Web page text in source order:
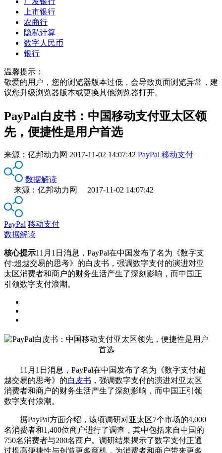
上市银行
农商行
隐私计算
数字人民币
银行
温馨提示：
敬爱的用户，您的浏览器版本过低，会导致页面浏览异常，建
议您升级浏览器版本或更换其他浏览器打开。
PayPal白皮书：中国移动支付亚太区领
先，便捷性是用户首选
来源： 亿邦动力网 2017-11-02 14:07:42 PayPal 移动支付
数据解读
来源：亿邦动力网 2017-11-02 14:07:42
PayPal 移动支付
数据解读
核心提示11月1日消息，PayPal在中国发布了名为《数字支
付:超越交易的思考》的白皮书，强调数字支付的演进对亚
太区消费者和商户的财务生活产生了深刻影响，而中国正
引领数字支付浪潮。
11月1日消息，PayPal在中国发布了名为《数字支付:超
越交易的思考》的白皮书 ，强调数字支付的演进对亚太区
消费者和商户的财务生活产生了深刻影响，而中国正引领
数字支付浪潮。
据PayPal方面介绍，该项调研对亚太区7个市场的4,000
名消费者和1,400位商户进行了调查，其中包括来自中国的
750名消费者与200名商户。调研结果揭示了数字支付正通
过提高便捷性与创造更多商机，为消费者和商户带来更多